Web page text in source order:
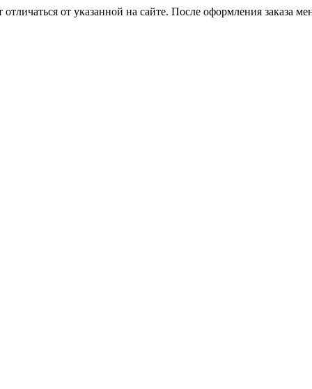
от указанной на сайте. После оформления заказа